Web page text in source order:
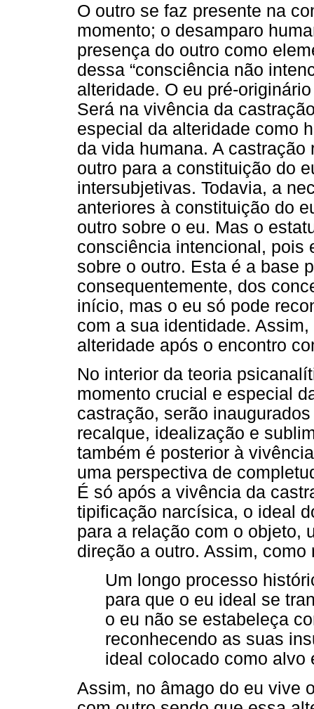
O outro se faz presente na
momento; o desamparo
presença do outro como
dessa “consciência não
alteridade. O eu pré-
Será na vivência da
especial da alteridade como
da vida humana. A
outro para a constituição do
intersubjetivas. Todavia, a
anteriores à constituição do
outro sobre o eu. Mas o
consciência intencional, pois
sobre o outro. Esta é a base
consequentemente, dos
início, mas o eu só pode
com a sua identidade.
alteridade após o encontro
No interior da teoria
momento crucial e especial
castração, serão
recalque, idealização e
também é posterior à
uma perspectiva de
É só após a vivência da
tipificação narcísica, o ideal
para a relação com o objeto,
direção a outro. Assim,
Um longo processo
para que o eu ideal se
o eu não se estabeleça
reconhecendo as suas
ideal colocado como alvo
Assim, no âmago do eu vive